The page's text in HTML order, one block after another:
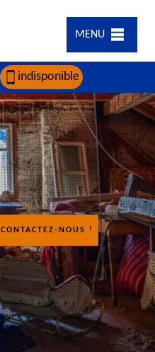
MENU
indisponible
CONTACTEZ-NOUS !